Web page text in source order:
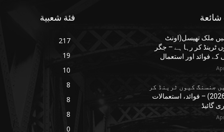
ملک تھیسل(اونٹ
ٹرینڈ کر رہا ہے – جگر
فوائد اور استعمال
جنسنگ کیوں ٹرینڈ کر
رہی ہے (2026) – فوائد، استعمالات
گائیڈ
فئة شعبية
217
19
10
8
8
8
0